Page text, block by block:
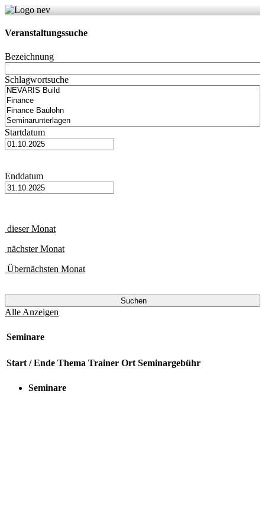
Veranstaltungssuche
Bezeichnung
Schlagwortsuche
Startdatum
Enddatum
dieser Monat
nächster Monat
Übernächsten Monat
Suchen
Alle Anzeigen
Seminare
Start / Ende Thema Trainer Ort Seminargebühr
Seminare